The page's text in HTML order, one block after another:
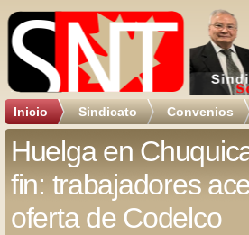
Inicio Sindicato Convenios
Huelga en
fin: trabajadores
oferta de Codelco